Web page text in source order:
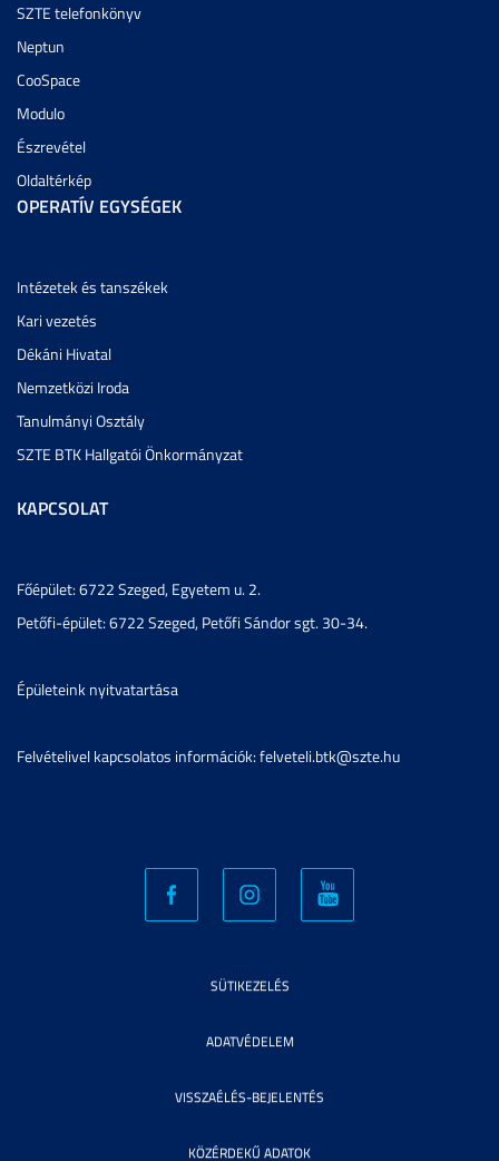
SZTE telefonkönyv
Neptun
CooSpace
Modulo
Észrevétel
Oldaltérkép
OPERATÍV EGYSÉGEK
Intézetek és tanszékek
Kari vezetés
Dékáni Hivatal
Nemzetközi Iroda
Tanulmányi Osztály
SZTE BTK Hallgatói Önkormányzat
KAPCSOLAT
Főépület: 6722 Szeged, Egyetem u. 2.
Petőfi-épület: 6722 Szeged, Petőfi Sándor sgt. 30-34.
Épületeink nyitvatartása
Felvételivel kapcsolatos információk: felveteli.btk@szte.hu
SÜTIKEZELÉS
ADATVÉDELEM
VISSZAÉLÉS-BEJELENTÉS
KÖZÉRDEKŰ ADATOK